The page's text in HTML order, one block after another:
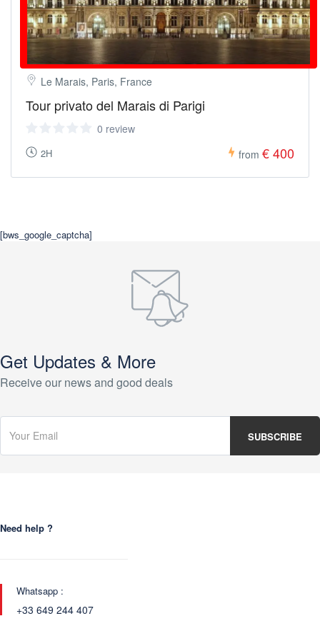
Le Marais, Paris, France
Tour privato del Marais di Parigi
0 review
2H from € 400
[bws_google_captcha]
Get Updates & More
Receive our news and good deals
Need help ?
Whatsapp :
+33 649 244 407